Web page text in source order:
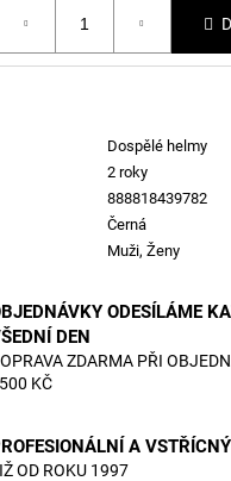
Dospělé helmy
2 roky
888818439782
Černá
Muži, Ženy
ODESÍLÁME
DEN
ZDARMA PŘI
KČ
A
OD ROKU 1997